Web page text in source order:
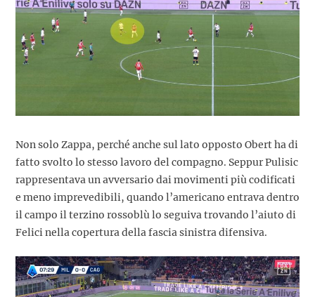
Non solo Zappa, perché anche sul lato opposto Obert ha di
fatto svolto lo stesso lavoro del compagno. Seppur Pulisic
rappresentava un avversario dai movimenti più codificati
e meno imprevedibili, quando l’americano entrava dentro
il campo il terzino rossoblù lo seguiva trovando l’aiuto di
Felici nella copertura della fascia sinistra difensiva.